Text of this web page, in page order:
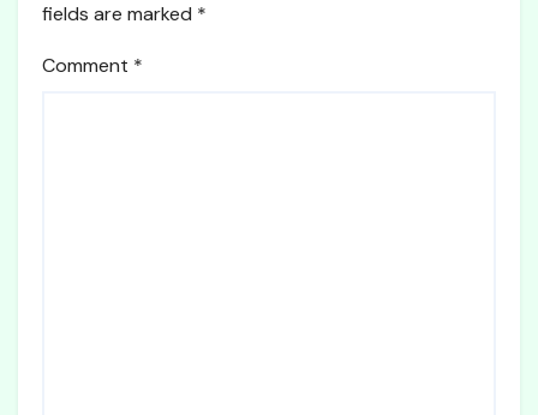
fields are marked *
Comment *